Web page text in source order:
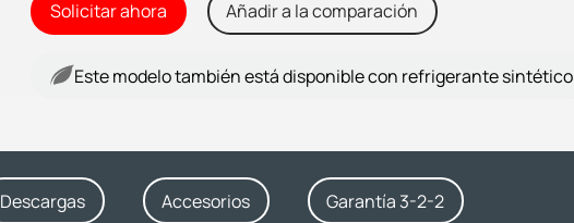
Solicitar ahora Añadir a la comparación
Este modelo también está disponible con refrigerante sintético
Descargas Accesorios Garantía 3-2-2